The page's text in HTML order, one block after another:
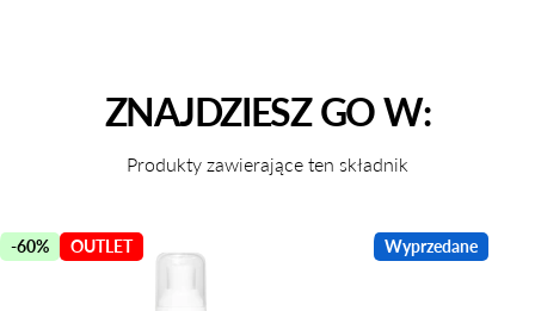
ZNAJDZIESZ GO W:
Produkty zawierające ten składnik
-60% OUTLET Wyprzedane